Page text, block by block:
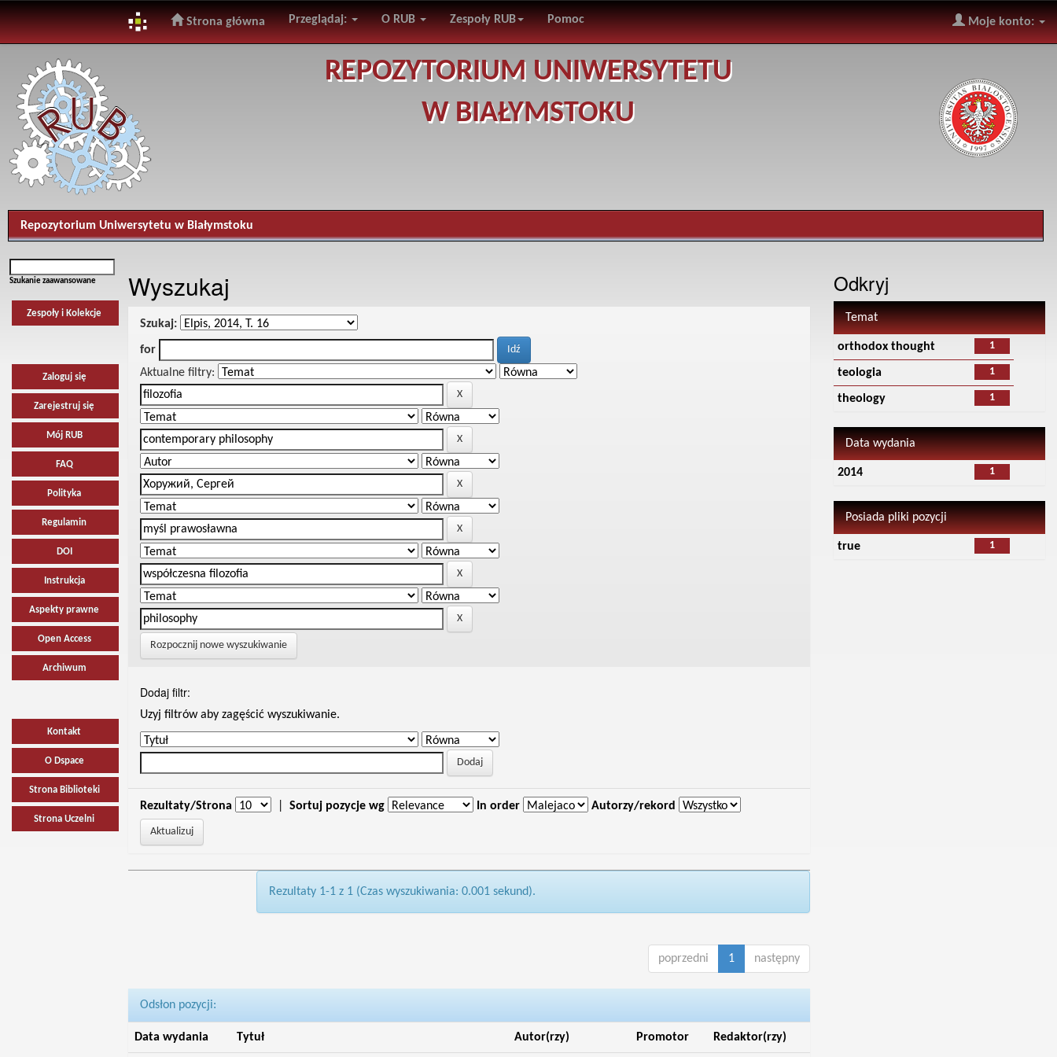
navigation
Strona główna Przeglądaj: O RUB Zespoły RUB Pomoc Moje konto:
REPOZYTORIUM UNIWERSYTETU
W BIAŁYMSTOKU
Repozytorium Uniwersytetu w Białymstoku
Szukanie zaawansowane
Zespoły i Kolekcje
Zaloguj się
Zarejestruj się
Mój RUB
FAQ
Polityka
Regulamin
DOI
Instrukcja
Aspekty prawne
Open Access
Archiwum
Kontakt
O Dspace
Strona Biblioteki
Strona Uczelni
Wyszukaj
Szukaj:
for
Aktualne filtry:
Rozpocznij nowe wyszukiwanie
Dodaj filtr:
Uzyj filtrów aby zagęścić wyszukiwanie.
Rezultaty/Strona Sortuj pozycje wg In order Autorzy/rekord
Rezultaty 1-1 z 1 (Czas wyszukiwania: 0.001 sekund).
poprzedni 1 następny
Odsłon pozycji:
Data wydania Tytuł Autor(rzy) Promotor Redaktor(rzy)
Odkryj
Temat
1
orthodox thought
1
teologia
1
theology
Data wydania
1
2014
Posiada pliki pozycji
1
true